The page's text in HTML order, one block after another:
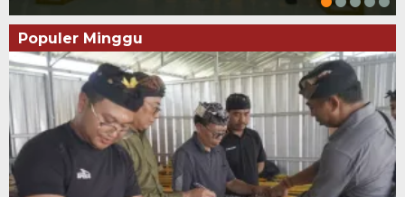
Populer Minggu